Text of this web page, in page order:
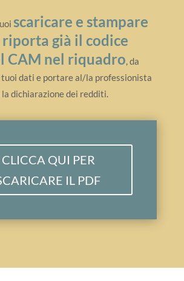
scaricare e stampare
già il codice
CAM nel riquadro, da
tuoi dati e portare al/la professionista
dichiarazione dei redditi.
CLICCA QUI PER
IL PDF